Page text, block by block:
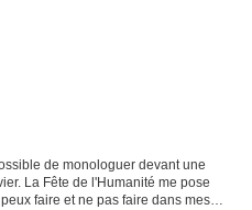
de monologuer devant une
La Fête de l'Humanité me pose
faire et ne pas faire dans mes